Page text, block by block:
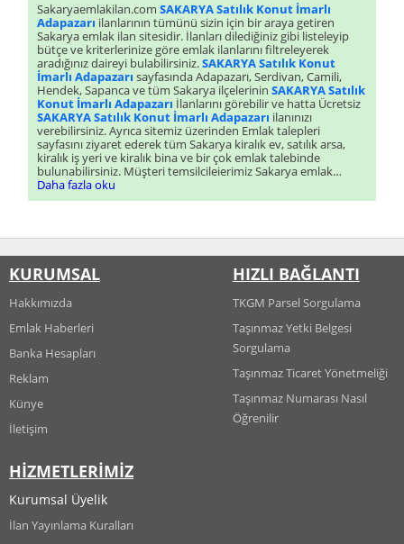
Sakaryaemlakilan.com SAKARYA Satılık Konut İmarlı
Adapazarı ilanlarının tümünü sizin için bir araya getiren
Sakarya emlak ilan sitesidir. İlanları dilediğiniz gibi listeleyip
bütçe ve kriterlerinize göre emlak ilanlarını filtreleyerek
aradığınız daireyi bulabilirsiniz.SAKARYA Satılık Konut
İmarlı Adapazarı sayfasında Adapazarı, Serdivan, Camili,
Hendek, Sapanca ve tüm Sakarya ilçelerinin SAKARYA Satılık
Konut İmarlı Adapazarı İlanlarını görebilir ve hatta Ücretsiz
SAKARYA Satılık Konut İmarlı Adapazarı ilanınızı
verebilirsiniz. Ayrıca sitemiz üzerinden Emlak talepleri
sayfasını ziyaret ederek tüm Sakarya kiralık ev, satılık arsa,
kiralık iş yeri ve kiralık bina ve bir çok emlak talebinde
bulunabilirsiniz. Müşteri temsilcileierimiz Sakarya emlak
talebiniz için size en kısa sürede dönüş sağlayacaklardır.
Daha fazla oku
KURUMSAL
Hakkımızda
Emlak Haberleri
Banka Hesapları
Reklam
Künye
İletişim
HİZMETLERİMİZ
Kurumsal Üyelik
İlan Yayınlama Kuralları
HIZLI BAĞLANTI
TKGM Parsel Sorgulama
Taşınmaz Yetki Belgesi
Sorgulama
Taşınmaz Ticaret Yönetmeliği
Taşınmaz Numarası Nasıl
Öğrenilir